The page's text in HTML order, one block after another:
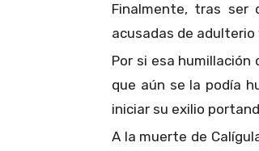
Finalmente, tras ser
acusadas de
Por si esa humillación
que aún se la podía
iniciar su exilio
A la muerte de